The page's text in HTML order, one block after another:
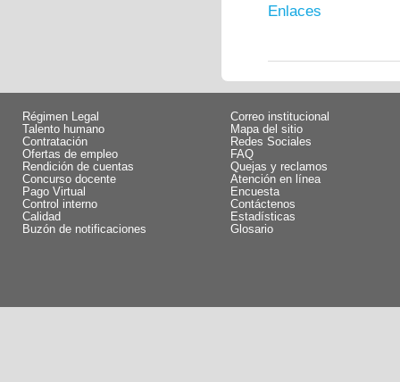
Enlaces
Régimen Legal
Talento humano
Contratación
Ofertas de empleo
Rendición de cuentas
Concurso docente
Pago Virtual
Control interno
Calidad
Buzón de notificaciones
Correo institucional
Mapa del sitio
Redes Sociales
FAQ
Quejas y reclamos
Atención en línea
Encuesta
Contáctenos
Estadísticas
Glosario